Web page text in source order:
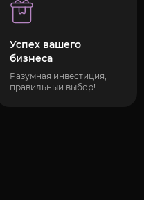
Успех вашего
бизнеса
Разумная инвестиция,
правильный выбор!